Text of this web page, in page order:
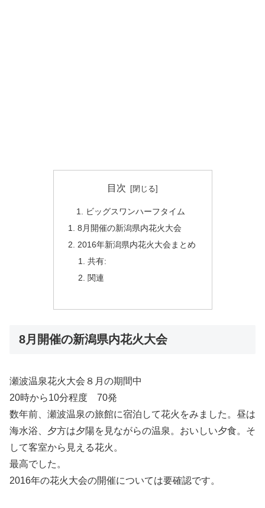
目次
ビッグスワンハーフタイム
8月開催の新潟県内花火大会
2016年新潟県内花火大会まとめ
共有:
関連
8月開催の新潟県内花火大会
瀬波温泉花火大会８月の期間中
20時から10分程度 70発
数年前、瀬波温泉の旅館に宿泊して花火をみました。昼は
海水浴、夕方は夕陽を見ながらの温泉。おいしい夕食。そ
して客室から見える花火。
最高でした。
2016年の花火大会の開催については要確認です。